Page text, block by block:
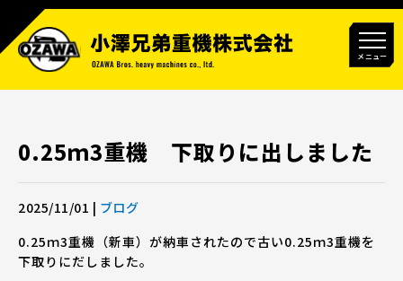
メニュー
0.25ｍ3重機 下取りに出しました
2025/11/01 | ブログ
0.25ｍ3重機（新車）が納車されたので古い0.25ｍ3重機を
下取りにだしました。